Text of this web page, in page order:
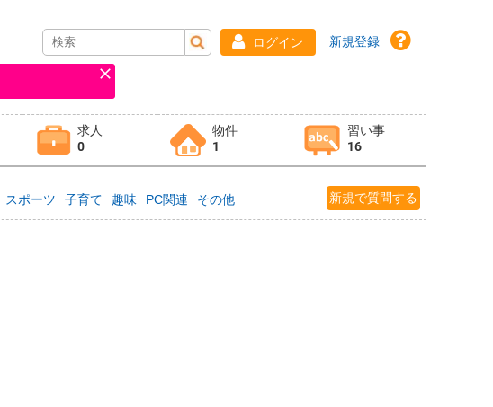
ログイン 新規登録
求人
0
物件
1
習い事
16
スポーツ 子育て 趣味 PC関連 その他 新規で質問する